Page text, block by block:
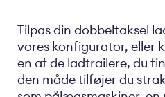
Tilpas din dobbeltaksel
vores konfigurator, eller
en af de ladtrailere, du
den måde tilføjer du